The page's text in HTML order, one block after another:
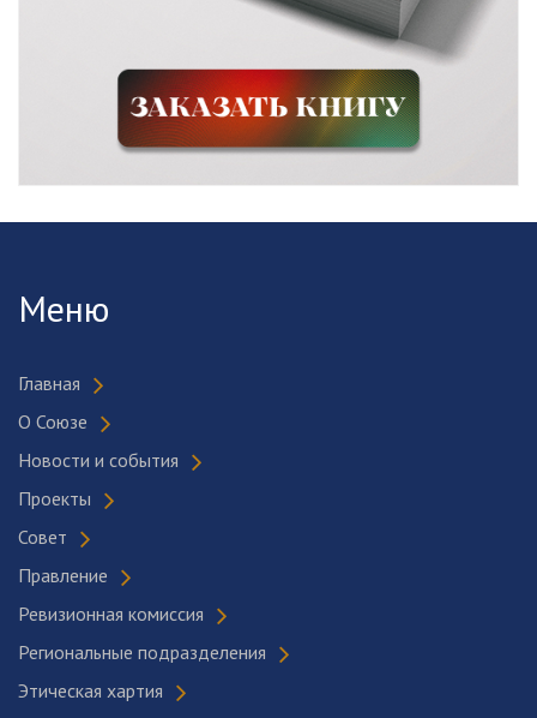
Меню
Главная
О Союзе
Новости и события
Проекты
Совет
Правление
Ревизионная комиссия
Региональные подразделения
Этическая хартия